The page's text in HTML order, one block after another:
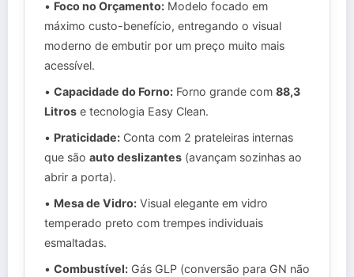
• Foco no Orçamento: Modelo focado em
máximo custo-benefício, entregando o visual
moderno de embutir por um preço muito mais
acessível.
• Capacidade do Forno: Forno grande com 88,3
Litros e tecnologia Easy Clean.
• Praticidade: Conta com 2 prateleiras internas
que são auto deslizantes (avançam sozinhas ao
abrir a porta).
• Mesa de Vidro: Visual elegante em vidro
temperado preto com trempes individuais
esmaltadas.
• Combustível: Gás GLP (conversão para GN não